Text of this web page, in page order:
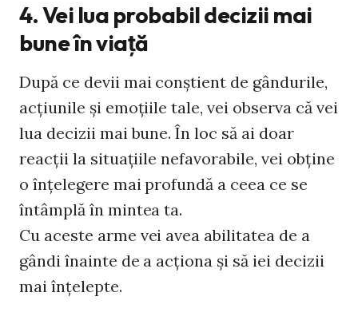
4. Vei lua probabil decizii mai
bune în viaţă
După ce devii mai conştient de gândurile,
acţiunile şi emoţiile tale, vei observa că vei
lua decizii mai bune. În loc să ai doar
reacţii la situaţiile nefavorabile, vei obţine
o înţelegere mai profundă a ceea ce se
întâmplă în mintea ta.
Cu aceste arme vei avea abilitatea de a
gândi înainte de a acţiona şi să iei decizii
mai înţelepte.